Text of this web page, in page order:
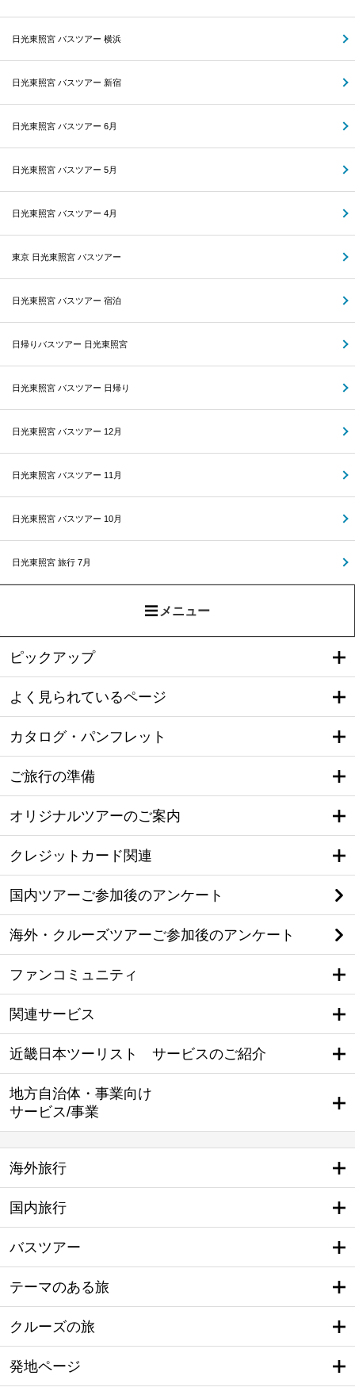
日光東照宮 バスツアー 横浜
日光東照宮 バスツアー 新宿
日光東照宮 バスツアー 6月
日光東照宮 バスツアー 5月
日光東照宮 バスツアー 4月
東京 日光東照宮 バスツアー
日光東照宮 バスツアー 宿泊
日帰りバスツアー 日光東照宮
日光東照宮 バスツアー 日帰り
日光東照宮 バスツアー 12月
日光東照宮 バスツアー 11月
日光東照宮 バスツアー 10月
日光東照宮 旅行 7月
メニュー
ピックアップ
よく見られているページ
カタログ・パンフレット
ご旅行の準備
オリジナルツアーのご案内
クレジットカード関連
国内ツアーご参加後のアンケート
海外・クルーズツアーご参加後のアンケート
ファンコミュニティ
関連サービス
近畿日本ツーリスト サービスのご紹介
地方自治体・事業向け
サービス/事業
海外旅行
国内旅行
バスツアー
テーマのある旅
クルーズの旅
発地ページ